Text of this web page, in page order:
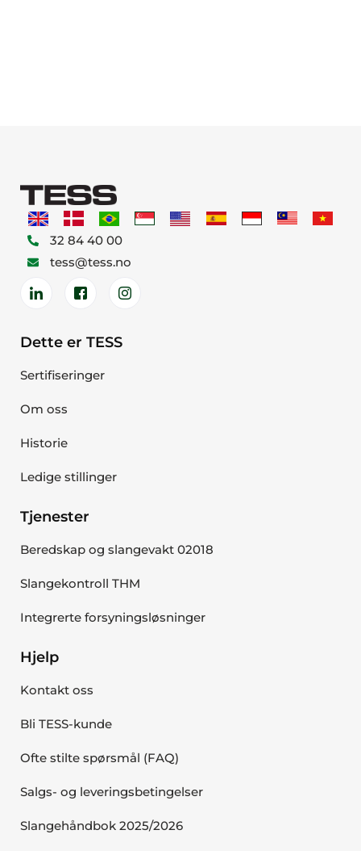
32 84 40 00
tess@tess.no
Dette er TESS
Sertifiseringer
Om oss
Historie
Ledige stillinger
Tjenester
Beredskap og slangevakt 02018
Slangekontroll THM
Integrerte forsyningsløsninger
Hjelp
Kontakt oss
Bli TESS-kunde
Ofte stilte spørsmål (FAQ)
Salgs- og leveringsbetingelser
Slangehåndbok 2025/2026